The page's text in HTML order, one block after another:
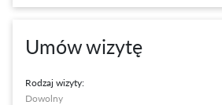
Umów wizytę
Rodzaj wizyty:
Dowolny